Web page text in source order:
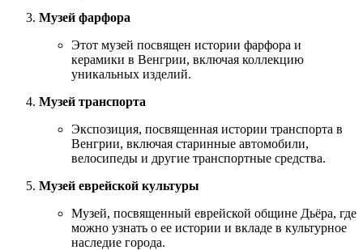
Музей фарфора
Этот музей посвящен истории фарфора и
керамики в Венгрии, включая коллекцию
уникальных изделий.
Музей транспорта
Экспозиция, посвященная истории транспорта в
Венгрии, включая старинные автомобили,
велосипеды и другие транспортные средства.
Музей еврейской культуры
Музей, посвященный еврейской общине Дьёра, где
можно узнать о ее истории и вкладе в культурное
наследие города.